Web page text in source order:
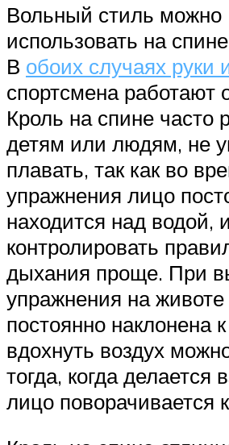
Вольный стиль можно
использовать на
В обоих случаях руки
спортсмена работают
Кроль на спине часто
детям или людям, не
плавать, так как во
упражнения лицо
находится над водой, и
контролировать
дыхания проще. При
упражнения на животе
постоянно наклонена
вдохнуть воздух
тогда, когда делается
лицо поворачивается